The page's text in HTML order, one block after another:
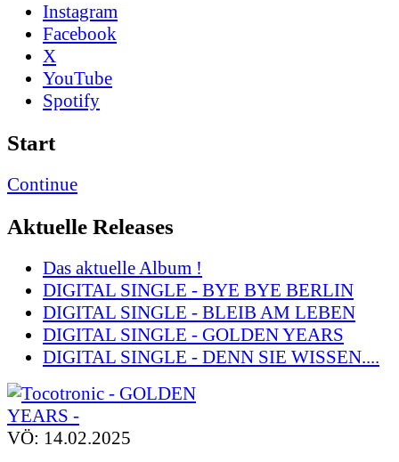
Instagram
Facebook
X
YouTube
Spotify
Start
Continue
Aktuelle Releases
Das aktuelle Album !
DIGITAL SINGLE - BYE BYE BERLIN
DIGITAL SINGLE - BLEIB AM LEBEN
DIGITAL SINGLE - GOLDEN YEARS
DIGITAL SINGLE - DENN SIE WISSEN....
VÖ: 14.02.2025